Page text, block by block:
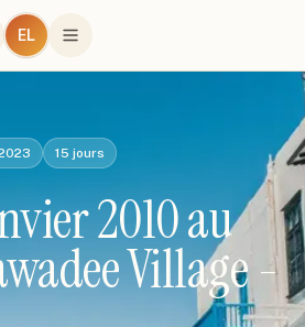
EL
15 jours
2010 au
Village -